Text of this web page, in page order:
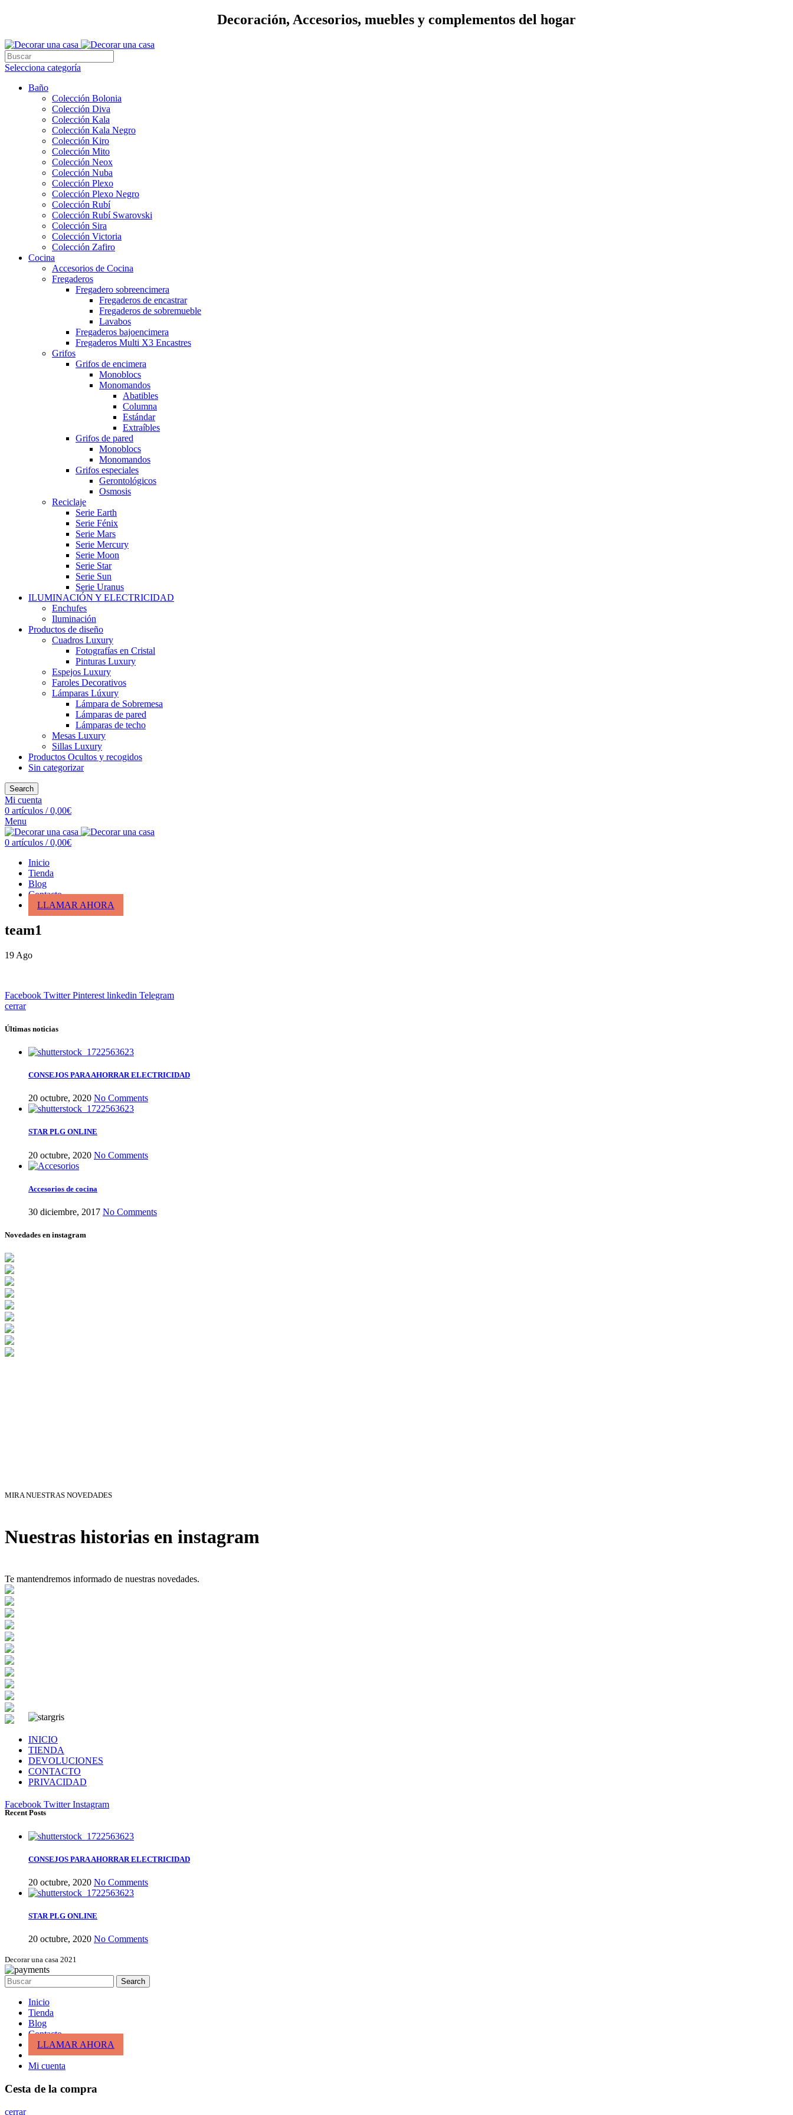
Decoración, Accesorios, muebles y complementos del hogar
Selecciona categoría
Baño
Colección Bolonia
Colección Diva
Colección Kala
Colección Kala Negro
Colección Kiro
Colección Mito
Colección Neox
Colección Nuba
Colección Plexo
Colección Plexo Negro
Colección Rubí
Colección Rubí Swarovski
Colección Sira
Colección Victoria
Colección Zafiro
Cocina
Accesorios de Cocina
Fregaderos
Fregadero sobreencimera
Fregaderos de encastrar
Fregaderos de sobremueble
Lavabos
Fregaderos bajoencimera
Fregaderos Multi X3 Encastres
Grifos
Grifos de encimera
Monoblocs
Monomandos
Abatibles
Columna
Estándar
Extraíbles
Grifos de pared
Monoblocs
Monomandos
Grifos especiales
Gerontológicos
Osmosis
Reciclaje
Serie Earth
Serie Fénix
Serie Mars
Serie Mercury
Serie Moon
Serie Star
Serie Sun
Serie Uranus
ILUMINACIÓN Y ELECTRICIDAD
Enchufes
Iluminación
Productos de diseño
Cuadros Luxury
Fotografías en Cristal
Pinturas Luxury
Espejos Luxury
Faroles Decorativos
Lámparas Lúxury
Lámpara de Sobremesa
Lámparas de pared
Lámparas de techo
Mesas Luxury
Sillas Luxury
Productos Ocultos y recogidos
Sin categorizar
Search
Mi cuenta
0 artículos / 0,00€
Menu
0 artículos / 0,00€
Inicio
Tienda
Blog
Contacto
LLAMAR AHORA
team1
19 Ago
Facebook Twitter Pinterest linkedin Telegram
cerrar
Últimas noticias
CONSEJOS PARA AHORRAR ELECTRICIDAD
20 octubre, 2020 No Comments
STAR PLG ONLINE
20 octubre, 2020 No Comments
Accesorios de cocina
30 diciembre, 2017 No Comments
Novedades en instagram
MIRA NUESTRAS NOVEDADES
Nuestras historias en instagram
Te mantendremos informado de nuestras novedades.
INICIO
TIENDA
DEVOLUCIONES
CONTACTO
PRIVACIDAD
Facebook Twitter Instagram
Recent Posts
CONSEJOS PARA AHORRAR ELECTRICIDAD
20 octubre, 2020 No Comments
STAR PLG ONLINE
20 octubre, 2020 No Comments
Decorar una casa 2021
Search
Inicio
Tienda
Blog
Contacto
LLAMAR AHORA
Mi cuenta
Cesta de la compra
cerrar